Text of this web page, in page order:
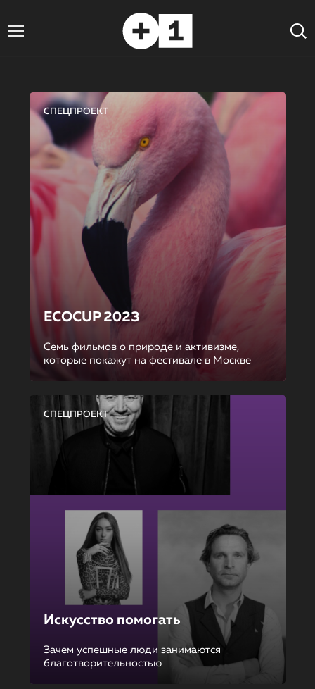
СПЕЦПРОЕКТ
ECOCUP 2023
Семь фильмов о природе и активизме,
которые покажут на фестивале в Москве
СПЕЦПРОЕКТ
Искусство помогать
Зачем успешные люди занимаются
благотворительностью